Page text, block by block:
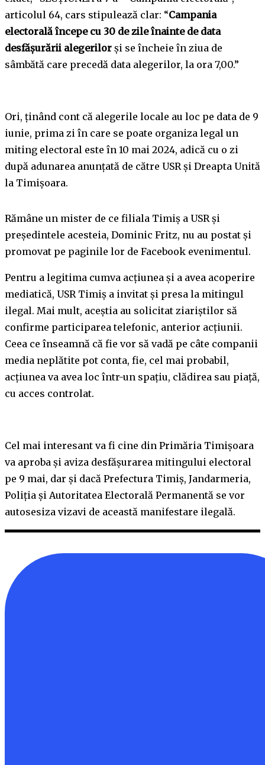
articolul 64, cars stipulează clar: “Campania
electorală începe cu 30 de zile înainte de data
desfăşurării alegerilor şi se încheie în ziua de
sâmbătă care precedă data alegerilor, la ora 7,00.”
Ori, ținând cont că alegerile locale au loc pe data de 9
iunie, prima zi în care se poate organiza legal un
miting electoral este în 10 mai 2024, adică cu o zi
după adunarea anunțată de către USR și Dreapta Unită
la Timișoara.
Rămâne un mister de ce filiala Timiș a USR și
președintele acesteia, Dominic Fritz, nu au postat și
promovat pe paginile lor de Facebook evenimentul.
Pentru a legitima cumva acțiunea și a avea acoperire
mediatică, USR Timiș a invitat și presa la mitingul
ilegal. Mai mult, aceștia au solicitat ziariștilor să
confirme participarea telefonic, anterior acțiunii.
Ceea ce înseamnă că fie vor să vadă pe câte companii
media neplătite pot conta, fie, cel mai probabil,
acțiunea va avea loc într-un spațiu, clădirea sau piață,
cu acces controlat.
Cel mai interesant va fi cine din Primăria Timișoara
va aproba și aviza desfășurarea mitingului electoral
pe 9 mai, dar și dacă Prefectura Timiș, Jandarmeria,
Poliția și Autoritatea Electorală Permanentă se vor
autosesiza vizavi de această manifestare ilegală.